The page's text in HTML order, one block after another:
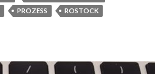
PROZESS
ROSTOCK